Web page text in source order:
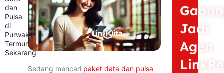
dan
Pulsa
di
Purwakarta
Termurah
Sekarang
Sedang mencari paket data dan pulsa
Jadi
Agen